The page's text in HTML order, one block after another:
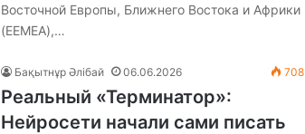
Восточной Европы, Ближнего Востока и Африки
(EEMEA),…
Бақытнұр Әлібай 06.06.2026 708
Реальный «Терминатор»:
Нейросети начали сами писать